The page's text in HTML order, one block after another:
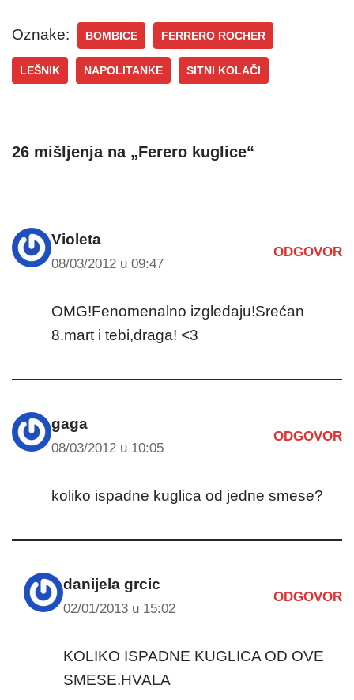
Oznake: BOMBICE FERRERO ROCHER
LEŠNIK NAPOLITANKE SITNI KOLAČI
26 mišljenja na „Ferero kuglice“
Violeta
08/03/2012 u 09:47
ODGOVOR
OMG!Fenomenalno izgledaju!Srećan
8.mart i tebi,draga! <3
gaga
08/03/2012 u 10:05
ODGOVOR
koliko ispadne kuglica od jedne smese?
danijela grcic
02/01/2013 u 15:02
ODGOVOR
KOLIKO ISPADNE KUGLICA OD OVE
SMESE.HVALA